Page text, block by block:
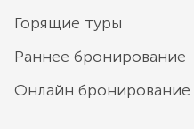
Горящие туры
Раннее бронирование
Онлайн бронирование